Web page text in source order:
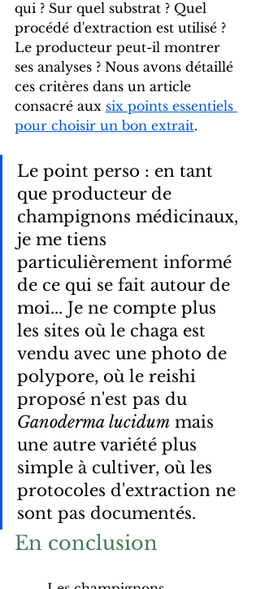
qui ? Sur quel substrat ? Quel
procédé d'extraction est utilisé ?
Le producteur peut-il montrer
ses analyses ? Nous avons détaillé
ces critères dans un article
consacré aux six points essentiels
pour choisir un bon extrait.
Le point perso : en tant
que producteur de
champignons médicinaux,
je me tiens
particulièrement informé
de ce qui se fait autour de
moi... Je ne compte plus
les sites où le chaga est
vendu avec une photo de
polypore, où le reishi
proposé n'est pas du
Ganoderma lucidum mais
une autre variété plus
simple à cultiver, où les
protocoles d'extraction ne
sont pas documentés.
En conclusion